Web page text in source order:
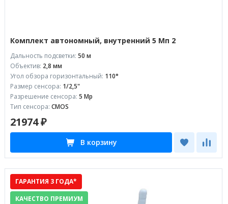
Комплект автономный, внутренний 5 Мп 2
Дальность подсветки: 50 м
Объектив: 2,8 мм
Угол обзора горизонтальный: 110°
Размер сенсора: 1/2,5"
Разрешение сенсора: 5 Mp
Тип сенсора: CMOS
21974 ₽
В корзину
ГАРАНТИЯ 3 ГОДА*
КАЧЕСТВО ПРЕМИУМ